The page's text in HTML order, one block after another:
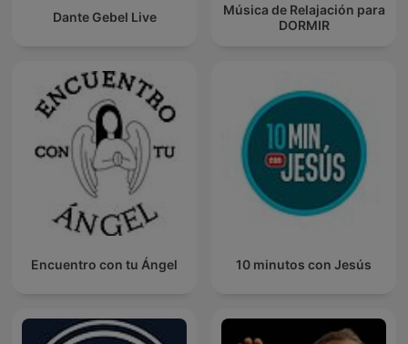
Dante Gebel Live
Música de Relajación para
DORMIR
Encuentro con tu Ángel 10 minutos con Jesús